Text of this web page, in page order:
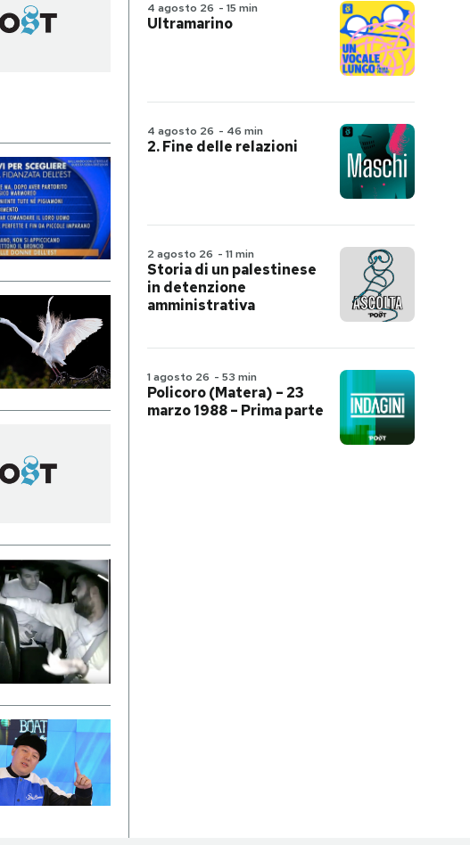
4 agosto 26 - 15 min
Ultramarino
4 agosto 26 - 46 min
2. Fine delle relazioni
2 agosto 26 - 11 min
Storia di un palestinese
in detenzione
amministrativa
1 agosto 26 - 53 min
Policoro (Matera) – 23
marzo 1988 – Prima parte